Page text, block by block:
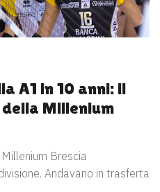
A1 in 10 anni: il
Millenium
Brescia
Andavano in trasferta